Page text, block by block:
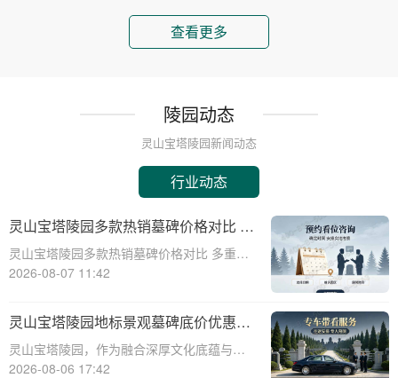
查看更多
陵园动态
灵山宝塔陵园新闻动态
行业动态
灵山宝塔陵园多款热销墓碑价格对比 多
重优惠组合省钱指南
灵山宝塔陵园多款热销墓碑价格对比 多重优
惠组合省钱指南☎ 灵山宝塔陵园电话:400-
离死别的时刻。当亲人离去，选择一个合适
的安息之地，不仅是对逝者的尊重
2026-08-07 11:42
灵山宝塔陵园地标景观墓碑底价优惠，
免费班车接送，购墓即享
灵山宝塔陵园，作为融合深厚文化底蕴与宗
教意蕴的现代化陵园，其标志性景观墓碑不
2026-08-06 17:42